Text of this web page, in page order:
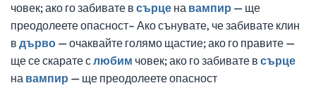
човек; ако го забивате в сърце на вампир — ще
преодолеете опасност– Ако сънувате, че забивате клин
в дърво — очаквайте голямо щастие; ако го правите —
ще се скарате слюбим човек; ако го забивате в сърце
на вампир — ще преодолеете опасност